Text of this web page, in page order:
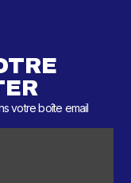
votre boîte email